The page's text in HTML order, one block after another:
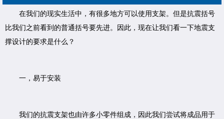
在我们的现实生活中，有很多地方可以使用支架。但是抗震括号
比我们之前看到的普通括号要先进。因此，现在让我们看一下地震支
撑设计的要求是什么？
一，易于安装
我们的抗震支架也由许多小零件组成，因此我们尝试将成品用于